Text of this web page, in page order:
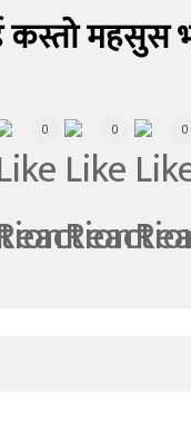
कस्तो महसुस
0 0 0